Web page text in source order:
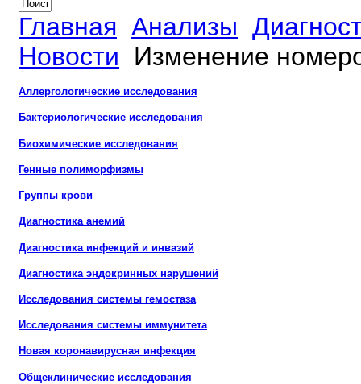
Главная Анализы
Новости
Изменение
Аллергологические исследования
Бактериологические исследования
Биохимические исследования
Генные полиморфизмы
Группы крови
Диагностика анемий
Диагностика инфекций и инвазий
Диагностика эндокринных нарушений
Исследования системы гемостаза
Исследования системы иммунитета
Новая коронавирусная инфекция
Общеклинические исследования